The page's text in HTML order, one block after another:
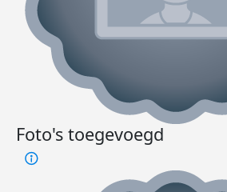
Foto's toegevoegd